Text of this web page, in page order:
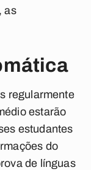
as
regularmente
estarão
estudantes
do
de línguas